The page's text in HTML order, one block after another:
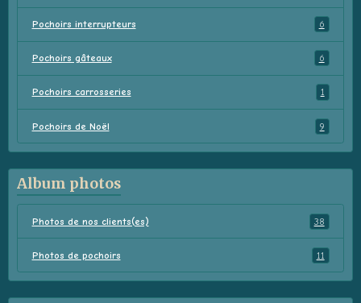
Pochoirs interrupteurs 6
Pochoirs gâteaux 6
Pochoirs carrosseries 1
Pochoirs de Noël 9
Album photos
Photos de nos clients(es) 38
Photos de pochoirs 11